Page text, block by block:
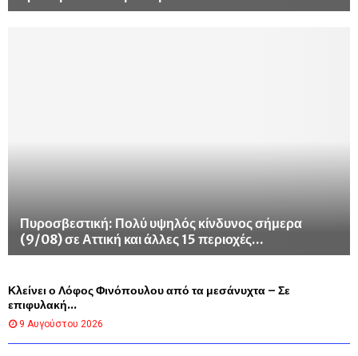
Πυροσβεστική: Πολύ υψηλός κίνδυνος σήμερα
(9/08) σε Αττική και άλλες 15 περιοχές...
Κλείνει ο Λόφος Φινόπουλου από τα μεσάνυχτα – Σε
επιφυλακή...
9 Αυγούστου 2026